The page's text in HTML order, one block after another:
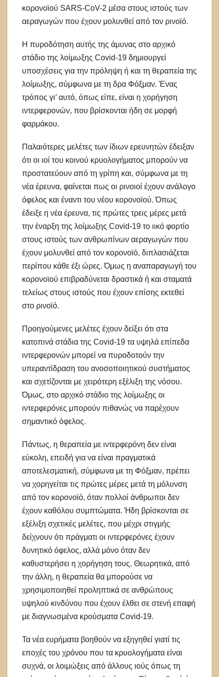
κορονοϊού SARS-CoV-2 μέσα στους ιστούς των
αεραγωγών που έχουν μολυνθεί από τον ρινοϊό.
Η πυροδότηση αυτής της άμυνας στο αρχικό
στάδιο της λοίμωξης Covid-19 δημιουργεί
υποσχέσεις για την πρόληψη ή και τη θεραπεία της
λοίμωξης, σύμφωνα με τη δρα Φόξμαν. Ένας
τρόπος γι’ αυτό, όπως είπε, είναι η χορήγηση
ιντερφερονών, που βρίσκονται ήδη σε μορφή
φαρμάκου.
Παλαιότερες μελέτες των ίδιων ερευνητών έδειξαν
ότι οι ιοί του κοινού κρυολογήματος μπορούν να
προστατεύουν από τη γρίπη και, σύμφωνα με τη
νέα έρευνα, φαίνεται πως οι ρινοιοί έχουν ανάλογο
όφελος και έναντι του νέου κορονοϊού. Όπως
έδειξε η νέα έρευνα, τις πρώτες τρεις μέρες μετά
την έναρξη της λοίμωξης Covid-19 το ιικό φορτίο
στους ιστούς των ανθρωπίνων αεραγωγών που
έχουν μολυνθεί από τον κορονοϊό, διπλασιάζεται
περίπου κάθε έξι ώρες. Όμως η αναπαραγωγή του
κορονοϊού επιβραδύνεται δραστικά ή και σταματά
τελείως στους ιστούς που έχουν επίσης εκτεθεί
στο ρινοϊό.
Προηγούμενες μελέτες έχουν δείξει ότι στα
κατοπινά στάδια της Covid-19 τα υψηλά επίπεδα
ιντερφερονών μπορεί να πυροδοτούν την
υπεραντίδραση του ανοσοποιητικού συστήματος
και σχετίζονται με χειρότερη εξέλιξη της νόσου.
Όμως, στο αρχικό στάδιο της λοίμωξης οι
ιντερφερόνες μπορούν πιθανώς να παρέχουν
σημαντικό όφελος.
Πάντως, η θεραπεία με ιντερφερόνη δεν είναι
εύκολη, επειδή για να είναι πραγματικά
αποτελεσματική, σύμφωνα με τη Φόξμαν, πρέπει
να χορηγείται τις πρώτες μέρες μετά τη μόλυνση
από τον κορονοϊό, όταν πολλοί άνθρωποι δεν
έχουν καθόλου συμπτώματα. Ήδη βρίσκονται σε
εξέλιξη σχετικές μελέτες, που μέχρι στιγμής
δείχνουν ότι πράγματι οι ιντερφερόνες έχουν
δυνητικό όφελος, αλλά μόνο όταν δεν
καθυστερήσει η χορήγηση τους. Θεωρητικά, από
την άλλη, η θεραπεία θα μπορούσε να
χρησιμοποιηθεί προληπτικά σε ανθρώπους
υψηλού κινδύνου που έχουν έλθει σε στενή επαφή
με διαγνωσμένα κρούσματα Covid-19.
Τα νέα ευρήματα βοηθούν να εξηγηθεί γιατί τις
εποχές του χρόνου που τα κρυολογήματα είναι
συχνά, οι λοιμώξεις από άλλους ιούς όπως τη